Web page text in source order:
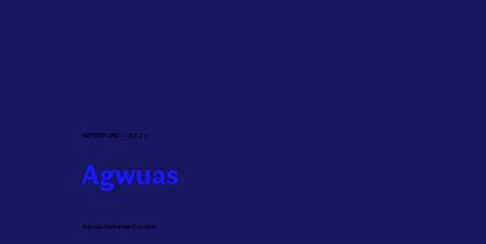
RÉPERTOIRE — 2025
Agwuas
Marcela Santander Corvalán